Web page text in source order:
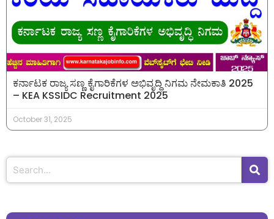
ಕರ್ನಾಟಕ ರಾಜ್ಯ ಸಣ್ಣ ಕೈಗಾರಿಕೆಗಳ ಅಭಿವೃದ್ಧಿ ನಿಗಮ ನೇಮಕಾತಿ 2025
– KEA KSSIDC Recruitment 2025
October 31, 2025